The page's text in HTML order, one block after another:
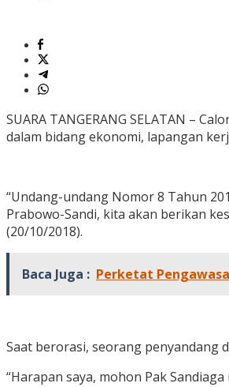
SUARA TANGERANG SELATAN –
dalam bidang ekonomi, lapangan
“Undang-undang Nomor 8 Tahun
Prabowo-Sandi, kita akan berikan
(20/10/2018).
Baca Juga : Perketat
Saat berorasi, seorang penyandang
“Harapan saya, mohon Pak